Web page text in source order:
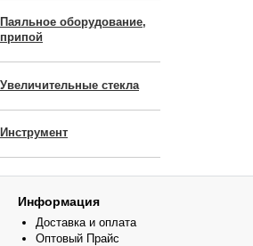
Паяльное оборудование,
припой
Увеличительные стекла
Инструмент
Информация
Доставка и оплата
Оптовый Прайс